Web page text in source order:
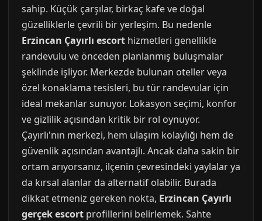
sahip. Küçük çarşılar, birkaç kafe ve doğal
güzelliklerle çevrili bir yerleşim. Bu nedenle
Erzincan Çayırlı escort hizmetleri genellikle
randevulu ve önceden planlanmış buluşmalar
şeklinde işliyor. Merkezde bulunan oteller veya
özel konaklama tesisleri, bu tür randevular için
ideal mekanlar sunuyor. Lokasyon seçimi, konfor
ve gizlilik açısından kritik bir rol oynuyor.
Çayırlı'nın merkezi, hem ulaşım kolaylığı hem de
güvenlik açısından avantajlı. Ancak daha sakin bir
ortam arıyorsanız, ilçenin çevresindeki yaylalar ya
da kırsal alanlar da alternatif olabilir. Burada
dikkat etmeniz gereken nokta, Erzincan Çayırlı
gerçek escort profillerini belirlemek. Sahte